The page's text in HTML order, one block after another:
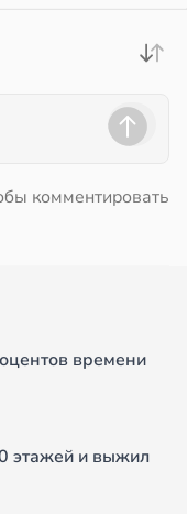
комментировать
времени
этажей и выжил